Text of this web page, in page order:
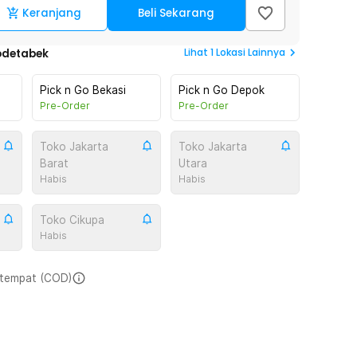
Keranjang Beli Sekarang
Lihat 1Lokasi Lainnya
Pick n Go Bekasi
Pre-Order
Pick n Go Depok
Pre-Order
Toko Jakarta
Barat
Habis
Toko Jakarta
Utara
Habis
Toko Cikupa
Habis
(COD)